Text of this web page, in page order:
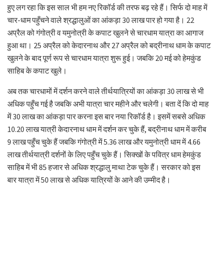
हुए लग रहा कि इस साल भी हम नए रिकॉर्ड की तरफ बढ़ रहे हैं। सिर्फ दो माह में
चार-धाम पहुँचने वाले श्रद्धालुओं का आंकड़ा 30 लाख पार हो गया है। 22
अप्रैल को गंगोत्री व यमुनोत्री के कपाट खुलने से चारधाम यात्रा का आगाज
हुआ था। 25 अप्रैल को केदारनाथ और 27 अप्रैल को बद्रीनाथ धाम के कपाट
खुलने के बाद पूर्ण रूप से चारधाम यात्रा शुरू हुई। जबकि 20 मई को हेमकुंड
साहिब के कपाट खुले।
अब तक चारधामों में दर्शन करने वाले तीर्थयात्रियों का आंकड़ा 30 लाख से भी
अधिक पहुँच गई है जबकि अभी यात्रा चार महीने और चलेगी। बता दें कि दो माह
में 30 लाख का आंकड़ा पार करना इस बार नया रिकॉर्ड है। इसमें सबसे अधिक
10.20 लाख यात्री केदारनाथ धाम में दर्शन कर चुके हैं, बद्रीनाथ धाम में करीब
9 लाख पहुँच चुके हैं जबकि गंगोत्री में 5.36 लाख और यमुनोत्री धाम में 4.66
लाख तीर्थयात्री दर्शनों के लिए पहुँच चुके हैं। सिक्खों के पवित्र धाम हेमकुंड
साहिब में भी 85 हजार से अधिक श्रद्धालु माथा टेक चुके हैं। सरकार को इस
बार यात्रा में 50 लाख से अधिक यात्रियों के आने की उम्मीद है।